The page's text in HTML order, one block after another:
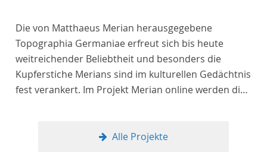
Die von Matthaeus Merian herausgegebene
Topographia Germaniae erfreut sich bis heute
weitreichender Beliebtheit und besonders die
Kupferstiche Merians sind im kulturellen Gedächtnis
fest verankert. Im Projekt Merian online werden die
Anny Nolte Stiftung als Dauerleihgabe anvertraut
Alle Projekte